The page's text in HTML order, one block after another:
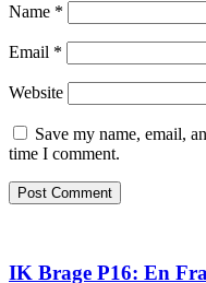
Name *
Email *
Website
Save my name, email,
time I comment.
IK Brage P16: En